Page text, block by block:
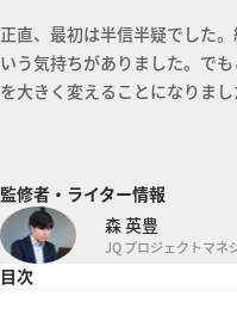
正直、最初は半信半疑でした
いう気持ちがありました。で
を大きく変えることになりまし
監修者・ライター情報
森 英豊
JQ プロジェクトマネ
目次